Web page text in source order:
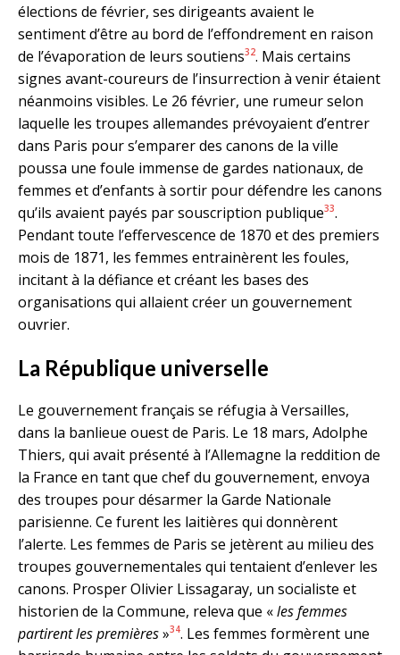
élections de février, ses dirigeants avaient le
sentiment d’être au bord de l’effondrement en raison
de l’évaporation de leurs soutiens32. Mais certains
signes avant-coureurs de l’insurrection à venir étaient
néanmoins visibles. Le 26 février, une rumeur selon
laquelle les troupes allemandes prévoyaient d’entrer
dans Paris pour s’emparer des canons de la ville
poussa une foule immense de gardes nationaux, de
femmes et d’enfants à sortir pour défendre les canons
qu’ils avaient payés par souscription publique33.
Pendant toute l’effervescence de 1870 et des premiers
mois de 1871, les femmes entrainèrent les foules,
incitant à la défiance et créant les bases des
organisations qui allaient créer un gouvernement
ouvrier.
La République universelle
Le gouvernement français se réfugia à Versailles,
dans la banlieue ouest de Paris. Le 18 mars, Adolphe
Thiers, qui avait présenté à l’Allemagne la reddition de
la France en tant que chef du gouvernement, envoya
des troupes pour désarmer la Garde Nationale
parisienne. Ce furent les laitières qui donnèrent
l’alerte. Les femmes de Paris se jetèrent au milieu des
troupes gouvernementales qui tentaient d’enlever les
canons. Prosper Olivier Lissagaray, un socialiste et
historien de la Commune, releva que «les femmes
partirent les premières»34. Les femmes formèrent une